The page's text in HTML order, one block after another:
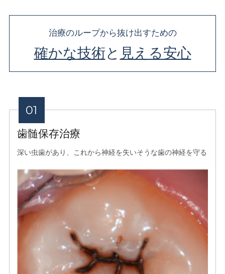
治療のループから抜け出すための
確かな技術と 見える安心
⻭髄保存治療
深い⾍⻭があり、これから神経を失いそうな⻭の神経を守る